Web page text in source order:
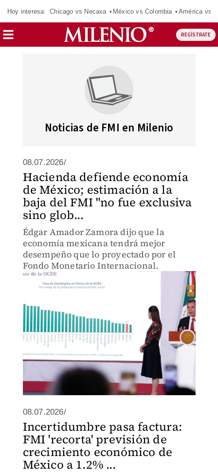
Hoy interesa: Chicago vs Necaxa México vs Colombia América vs
REGÍSTRATE
Noticias de FMI en Milenio
08.07.2026/
Hacienda defiende economía
de México; estimación a la
baja del FMI "no fue exclusiva
sino glob...
Édgar Amador Zamora dijo que la
economía mexicana tendrá mejor
desempeño que lo proyectado por el
Fondo Monetario Internacional.
08.07.2026/
Incertidumbre pasa factura:
FMI 'recorta' previsión de
crecimiento económico de
México a 1.2% ...